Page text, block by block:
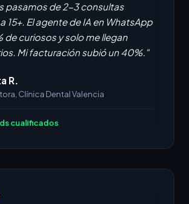
pasamos de 2-3 consultas
15+. El agente de IA en WhatsApp
de curiosos y solo me llegan
Mi facturación subió un 40%."
R.
Clínica Dental Valencia
cualificados